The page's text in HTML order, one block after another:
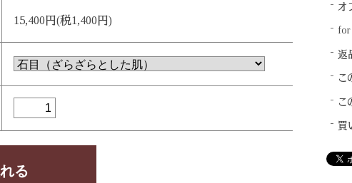
15,400円(税1,400円)
オ
for
返
こ
こ
買